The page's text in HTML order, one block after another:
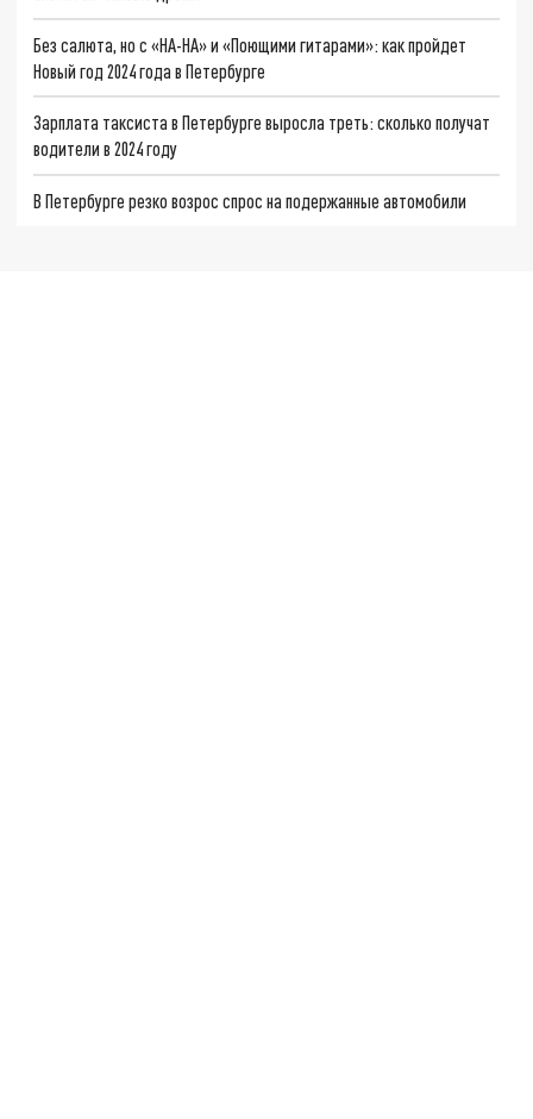
Без салюта, но с «НА-НА» и «Поющими гитарами»: как пройдет
Новый год 2024 года в Петербурге
Зарплата таксиста в Петербурге выросла треть: сколько получат
водители в 2024 году
В Петербурге резко возрос спрос на подержанные автомобили